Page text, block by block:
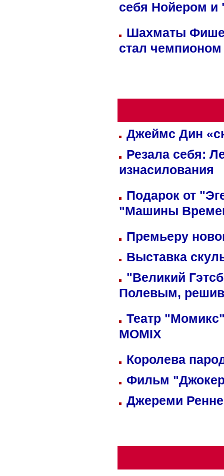
себя Нойером и
Шахматы
стал
Джеймс Дин
Резала себя:
изнасилования
Подарок от
"Машины
Премьеру
Выставка
"Великий
Полевым,
Театр
MOMIX
Королева
Фильм
Джереми